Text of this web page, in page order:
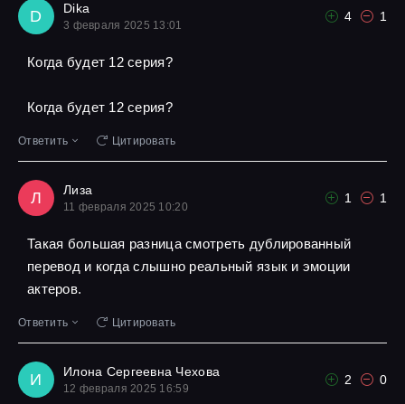
D Dika
3 февраля 2025 13:01
4 1
Когда будет 12 серия?
Когда будет 12 серия?
Ответить Цитировать
Л Лиза
11 февраля 2025 10:20
1 1
Такая большая разница смотреть дублированный
перевод и когда слышно реальный язык и эмоции
актеров.
Ответить Цитировать
И Илона Сергеевна Чехова
12 февраля 2025 16:59
2 0